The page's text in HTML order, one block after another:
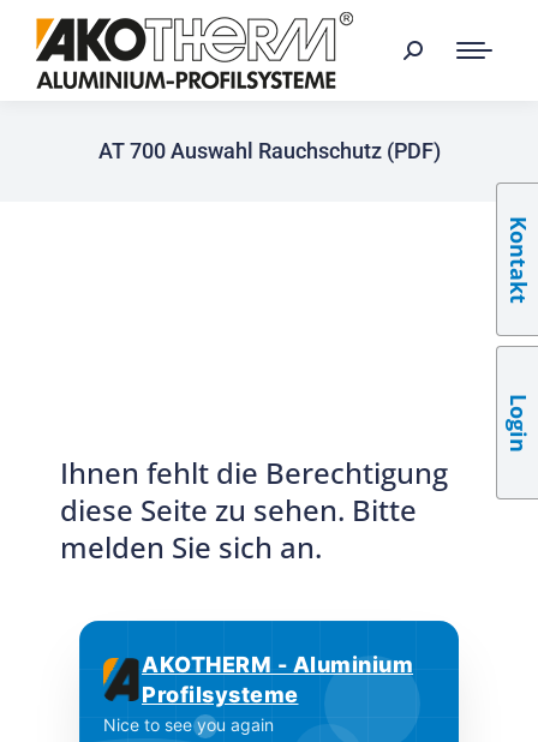
AT 700 Auswahl Rauchschutz (PDF)
Ihnen fehlt die Berechtigung
diese Seite zu sehen. Bitte
melden Sie sich an.
AKOTHERM - Aluminium
Profilsysteme
Nice to see you again
Kontakt
Login